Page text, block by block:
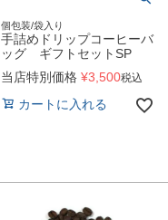
個包装/袋入り
手詰めドリップコーヒーバ
ッグ ギフトセットSP
当店特別価格 ¥3,500税込
カートに入れる